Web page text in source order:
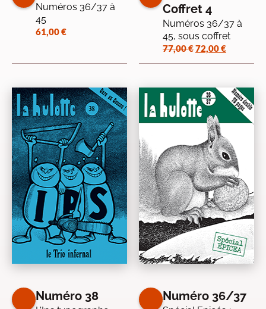
Numéros 36/37 à
45
61,00€
Coffret 4
Numéros 36/37 à
45, sous coffret
77,00€Le
était :
77,00 €.
72,00€Le
est :
72,00 €.
Numéro 38 Numéro 36/37